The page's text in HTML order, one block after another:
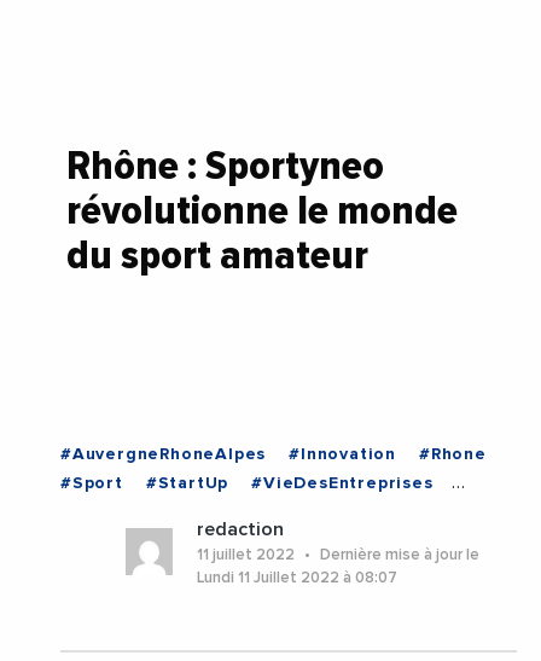
Rhône : Sportyneo
révolutionne le monde
du sport amateur
#AuvergneRhoneAlpes #Innovation
#Rhone
#Sport
#StartUp
#VieDesEntreprises
redaction
11 juillet 2022
Dernière mise à jour le
Lundi 11 Juillet 2022 à 08:07